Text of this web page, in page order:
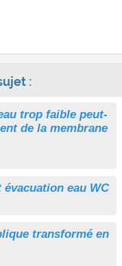
:
trop faible peut-
de la membrane
eau WC
transformé en